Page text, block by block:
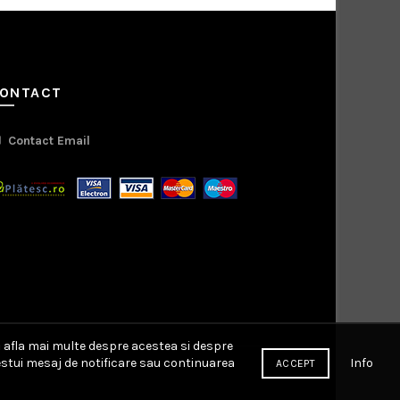
Contact Email
mai multe despre acestea si despre
mesaj de notificare sau continuarea
ACCEPT Info